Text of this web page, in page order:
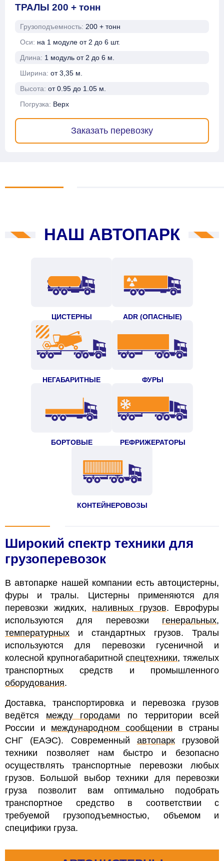
ТРАЛЫ 200 + тонн
Грузоподъемность: 200 + тонн
Оси: на 1 модуле от 2 до 6 шт.
Длина: 1 модуль от 2 до 6 м.
Ширина: от 3,35 м.
Высота: от 0.95 до 1.05 м.
Погрузка: Верх
Заказать перевозку
НАШ АВТОПАРК
ЦИСТЕРНЫ ADR (ОПАСНЫЕ)
НЕГАБАРИТНЫЕ ФУРЫ
БОРТОВЫЕ РЕФРИЖЕРАТОРЫ
КОНТЕЙНЕРОВОЗЫ
Широкий спектр техники для
грузоперевозок
В автопарке нашей компании есть автоцистерны,
фуры и тралы. Цистерны применяются для
перевозки жидких, наливных грузов. Еврофуры
используются для перевозки генеральных,
температурных и стандартных грузов. Тралы
используются для перевозки гусеничной и
колесной крупногабаритнойспецтехники, тяжелых
транспортных средств и промышленного
оборудования.
Доставка, транспортировка и перевозка грузов
ведётся между городами по территории всей
России и международном сообщении в страны
СНГ (ЕАЭС). Современный автопаркгрузовой
техники позволяет нам быстро и безопасно
осуществлять транспортные перевозки любых
грузов. Большой выбор техники для перевозки
груза позволит вам оптимально подобрать
транспортное средство в соответствии с
требуемой грузоподъемностью, объемом и
специфики груза.